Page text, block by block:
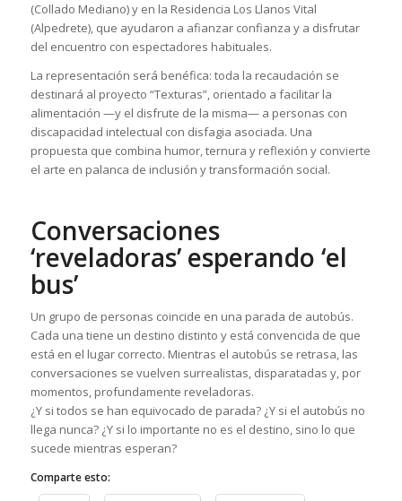
(Collado Mediano) y en la Residencia Los Llanos Vital
(Alpedrete), que ayudaron a afianzar confianza y a disfrutar
del encuentro con espectadores habituales.
La representación será benéfica: toda la recaudación se
destinará al proyecto “Texturas”, orientado a facilitar la
alimentación —y el disfrute de la misma— a personas con
discapacidad intelectual con disfagia asociada. Una
propuesta que combina humor, ternura y reflexión y convierte
el arte en palanca de inclusión y transformación social.
Conversaciones
‘reveladoras’ esperando ‘el
bus’
Un grupo de personas coincide en una parada de autobús.
Cada una tiene un destino distinto y está convencida de que
está en el lugar correcto. Mientras el autobús se retrasa, las
conversaciones se vuelven surrealistas, disparatadas y, por
momentos, profundamente reveladoras.
¿Y si todos se han equivocado de parada? ¿Y si el autobús no
llega nunca? ¿Y si lo importante no es el destino, sino lo que
sucede mientras esperan?
Comparte esto: